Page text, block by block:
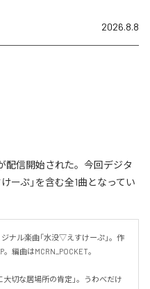
2026.8.8
配信開始された。今回デジタ
ーぷ」を含む全1曲となってい
ナル楽曲「水没▽えすけーぷ」。作
編曲はMCRN_POCKET。
切な居場所の肯定」。うわべだけ